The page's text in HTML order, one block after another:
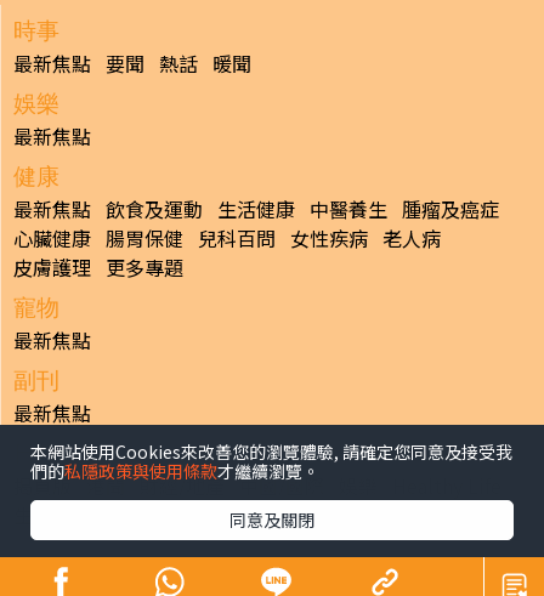
時事
最新焦點 要聞 熱話 暖聞
娛樂
最新焦點
健康
最新焦點 飲食及運動 生活健康 中醫養生 腫瘤及癌症
心臟健康 腸胃保健 兒科百問 女性疾病 老人病
皮膚護理 更多專題
寵物
最新焦點
副刊
最新焦點
日報
揭頁版 港聞 財經/地產 中國/國際
生活副刊
體育 專題/人物
香港經濟日報版權所有©2026
本網站使用Cookies來改善您的瀏覽體驗, 請確定您同意及接受我
們的私隱政策與使用條款才繼續瀏覽。
同意及關閉